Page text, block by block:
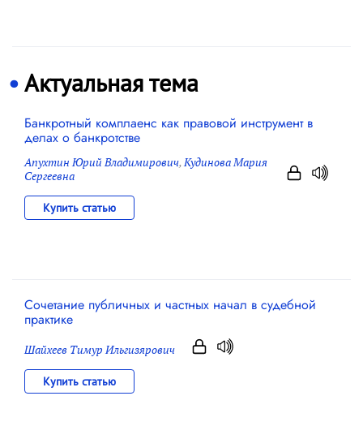
Актуальная тема
Банкротный комплаенс как правовой инструмент в
делах о банкротстве
Апухтин Юрий Владимирович,Кудинова Мария
Сергеевна
Купить статью
Сочетание публичных и частных начал в судебной
практике
Шайхеев Тимур Ильгизярович
Купить статью